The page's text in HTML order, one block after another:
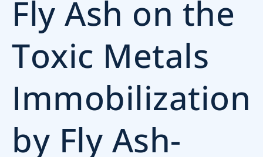
Fly Ash on the
Toxic Metals
Immobilization
by Fly Ash-